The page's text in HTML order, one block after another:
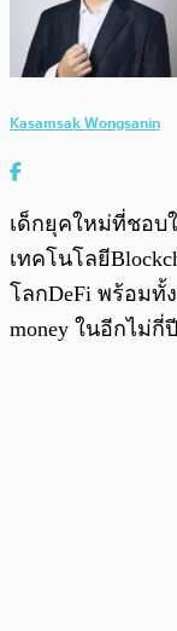
Kasamsak Wongsanin
เด็กยุคใหม่ที่ชอบ
เทคโนโลยี
โลกDeFi พร้อมทั้
money ในอีกไม่กี่